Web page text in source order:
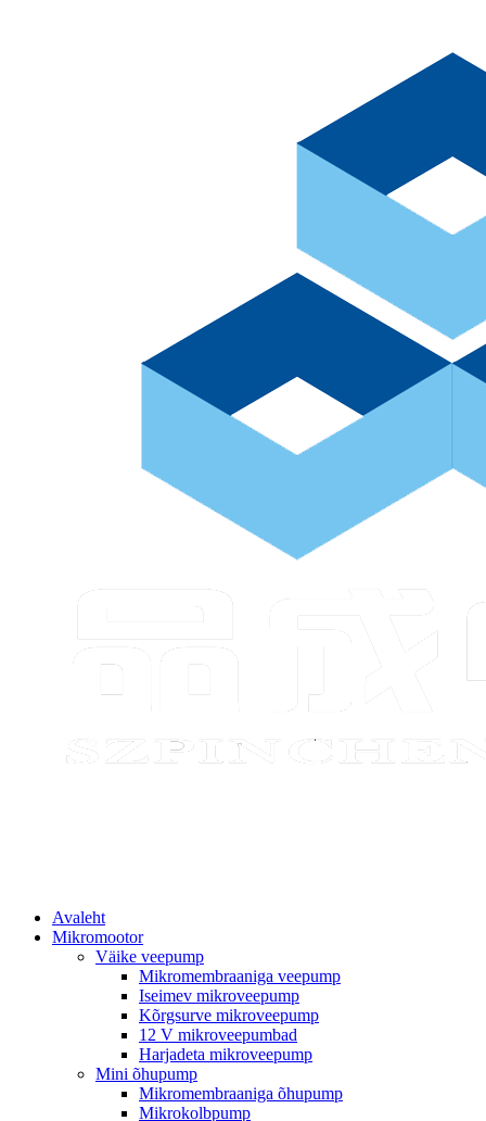
Avaleht
Mikromootor
Väike veepump
Mikromembraaniga veepump
Iseimev mikroveepump
Kõrgsurve mikroveepump
12 V mikroveepumbad
Harjadeta mikroveepump
Mini õhupump
Mikromembraaniga õhupump
Mikrokolbpump